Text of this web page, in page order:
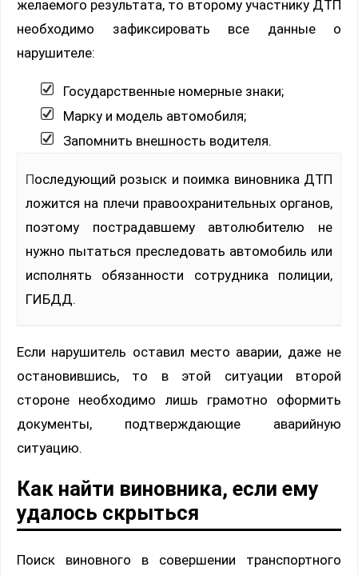
желаемого результата, то второму участнику ДТП
необходимо зафиксировать все данные о
нарушителе:
Государственные номерные знаки;
Марку и модель автомобиля;
Запомнить внешность водителя.
Последующий розыск и поимка виновника ДТП
ложится на плечи правоохранительных органов,
поэтому пострадавшему автолюбителю не
нужно пытаться преследовать автомобиль или
исполнять обязанности сотрудника полиции,
ГИБДД.
Если нарушитель оставил место аварии, даже не
остановившись, то в этой ситуации второй
стороне необходимо лишь грамотно оформить
документы, подтверждающие аварийную
ситуацию.
Как найти виновника, если ему
удалось скрыться
Поиск виновного в совершении транспортного